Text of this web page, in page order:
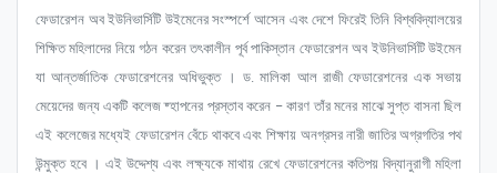
ফেডারেশন অব ইউনিভার্সিটি উইমেনের সংস্পর্শে আসেন এবং দেশে ফিরেই তিনি বিশ্ববিদ্যালয়ের
শিক্ষিত মহিলাদের নিয়ে গঠন করেন তৎকালীন পূর্ব পাকিস্তান ফেডারেশন অব ইউনিভার্সিটি উইমেন
যা আন্তর্জাতিক ফেডারেশনের অধিভুক্ত । ড. মালিকা আল রাজী ফেডারেশনের এক সভায়
মেয়েদের জন্য একটি কলেজ ষ্হাপনের প্রস্তাব করেন – কারণ তাঁর মনের মাঝে সুপ্ত বাসনা ছিল
এই কলেজের মধ্যেই ফেডারেশন বেঁচে থাকবে এবং শিক্ষায় অনগ্রসর নারী জাতির অগ্রগতির পথ
উন্মুক্ত হবে । এই উদ্দেশ্য এবং লক্ষ্যকে মাথায় রেখে ফেডারেশনের কতিপয় বিদ্যানুরাগী মহিলা